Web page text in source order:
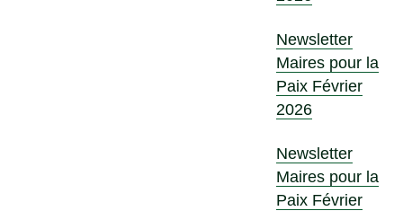
Newsletter
Maires pour la
Paix Février
2026
Newsletter
Maires pour la
Paix Février